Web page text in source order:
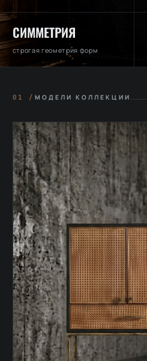
СИММЕТРИЯ
строгая геометрия форм
01 / МОДЕЛИ КОЛЛЕКЦИИ